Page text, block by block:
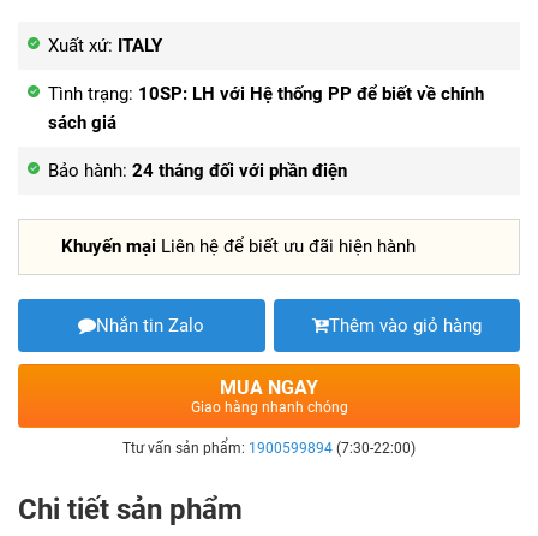
Xuất xứ: ITALY
Tình trạng: 10SP: LH với Hệ thống PP để biết về chính
sách giá
Bảo hành: 24 tháng đối với phần điện
Khuyến mại Liên hệ để biết ưu đãi hiện hành
Nhắn tin Zalo Thêm vào giỏ hàng
MUA NGAY
Giao hàng nhanh chóng
Ttư vấn sản phẩm: 1900599894 (7:30-22:00)
Chi tiết sản phẩm